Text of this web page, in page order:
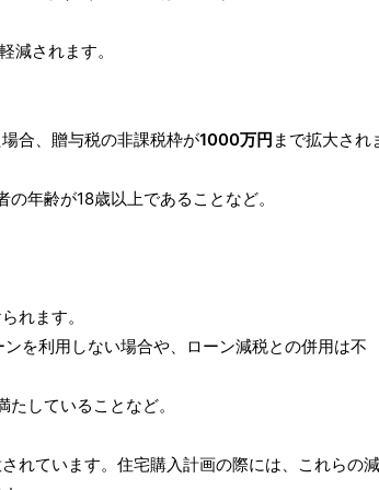
減されます。
合、贈与税の非課税枠が1000万円 まで拡大され
年齢が18歳以上であることなど。
れます。
を利用しない場合や、ローン減税との併用は不
していることなど。
れています。住宅購入計画の際には、これらの